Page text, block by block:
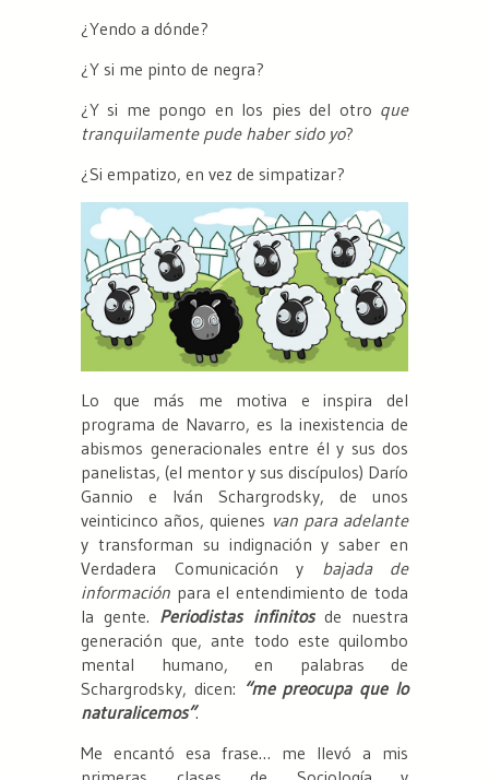
¿Yendo a dónde?
¿Y si me pinto de negra?
¿Y si me pongo en los pies del otro que
tranquilamente pude haber sido yo?
¿Si empatizo, en vez de simpatizar?
Lo que más me motiva e inspira del
programa de Navarro, es la inexistencia de
abismos generacionales entre él y sus dos
panelistas, (el mentor y sus discípulos) Darío
Gannio e Iván Schargrodsky, de unos
veinticinco años, quienes van para adelante
y transforman su indignación y saber en
Verdadera Comunicación y bajada de
información para el entendimiento de toda
la gente. Periodistas infinitosde nuestra
generación que, ante todo este quilombo
mental humano, en palabras de
Schargrodsky, dicen: “me preocupa que lo
naturalicemos”.
Me encantó esa frase… me llevó a mis